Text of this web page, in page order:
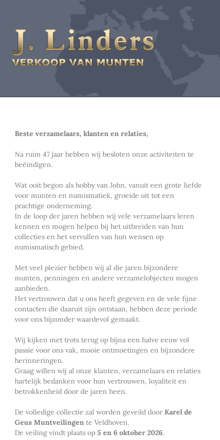
Beste verzamelaars, klanten en relaties,
Na ruim 47 jaar hebben wij besloten onze activiteiten te
beëindigen.
Wat ooit begon als hobby van John, vanuit een grote liefde
voor munten en numismatiek, groeide uit tot een
prachtige onderneming.
In de loop der jaren hebben wij vele verzamelaars leren
kennen en mogen helpen bij het uitbreiden van hun
collecties en het vervullen van hun wensen op
numismatisch gebied.
Met veel plezier hebben wij al die jaren bijzondere
munten, penningen en andere verzamelobjecten mogen
aanbieden.
Het vertrouwen dat u ons heeft gegeven en de vele fijne
contacten die daaruit zijn ontstaan, hebben deze periode
voor ons bijzonder waardevol gemaakt.
Wij kijken met trots terug op bijna een halve eeuw vol
passie voor ons vak, mooie ontmoetingen en bijzondere
herinneringen.
Graag willen wij al onze klanten, verzamelaars en relaties
hartelijk bedanken voor hun vertrouwen, loyaliteit en
betrokkenheid door de jaren heen.
De volledige collectie zal worden geveild door Karel de
Geus Muntveilingen te Veldhoven.
De veiling vindt plaats op 5 en 6 oktober 2026.